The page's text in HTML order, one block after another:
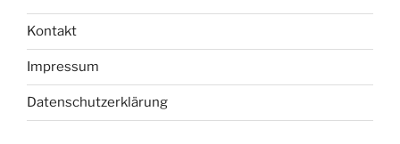
Kontakt
Impressum
Datenschutzerklärung